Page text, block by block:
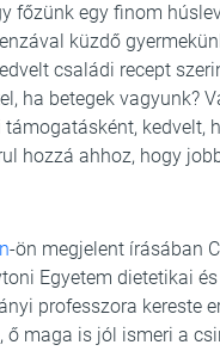
főzünk egy finom
küzdő
családi recept
ha betegek vagyunk?
kedvelt,
hozzá ahhoz, hogy
-ön megjelent írásában
Egyetem dietetikai és
professzora kereste
ő maga is jól ismeri a